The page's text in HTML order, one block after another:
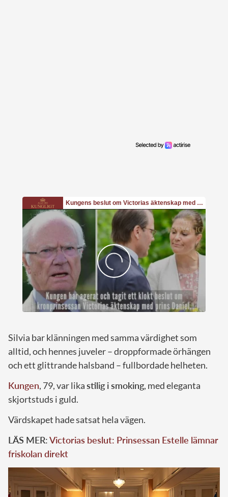
Silvia bar klänningen med samma värdighet som
alltid, och hennes juveler – droppformade örhängen
och ett glittrande halsband – fullbordade helheten.
Kungen, 79, var likastilig i smoking, med eleganta
skjortstuds i guld.
Värdskapet hade satsat hela vägen.
LÄS MER:Victorias beslut: Prinsessan Estelle lämnar
friskolan direkt